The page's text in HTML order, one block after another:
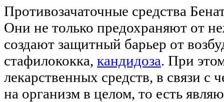
Противозачаточные средства
Они не только предохраняют от
создают защитный барьер от
стафилококка, кандидоза. При
лекарственных средств, в связи с
на организм в целом, то есть